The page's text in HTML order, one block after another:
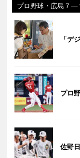
プロ野球・広島７―
「デ
プロ
佐野